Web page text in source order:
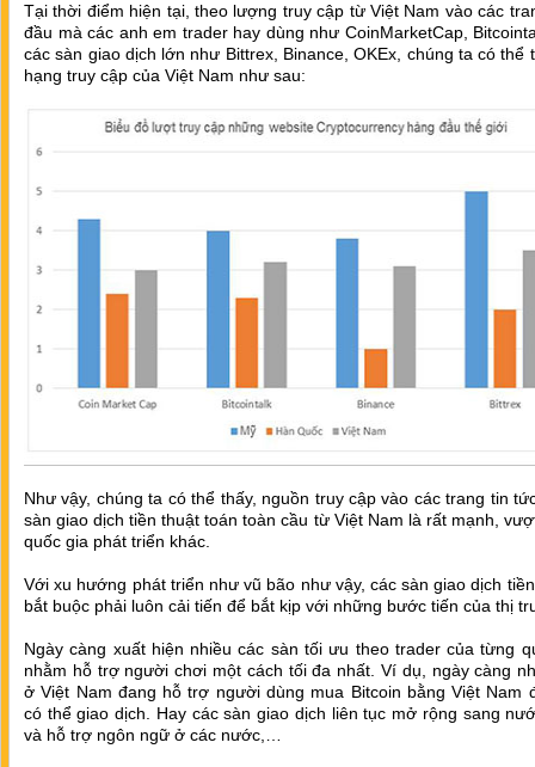
Tại thời điểm hiện tại, theo lượng truy cập từ Việt Nam vào các
đầu mà các anh em trader hay dùng như CoinMarketCap,
các sàn giao dịch lớn như Bittrex, Binance, OKEx, chúng ta có thể
hạng truy cập của Việt Nam như sau:
Như vậy, chúng ta có thể thấy, nguồn truy cập vào các trang tin
sàn giao dịch tiền thuật toán toàn cầu từ Việt Nam là rất mạnh,
quốc gia phát triển khác.
Với xu hướng phát triển như vũ bão như vậy, các sàn giao dịch
bắt buộc phải luôn cải tiến để bắt kịp với những bước tiến của thị
Ngày càng xuất hiện nhiều các sàn tối ưu theo trader của từng
nhằm hỗ trợ người chơi một cách tối đa nhất. Ví dụ, ngày càng
ở Việt Nam đang hỗ trợ người dùng mua Bitcoin bằng Việt Nam
có thể giao dịch. Hay các sàn giao dịch liên tục mở rộng sang
và hỗ trợ ngôn ngữ ở các nước,…